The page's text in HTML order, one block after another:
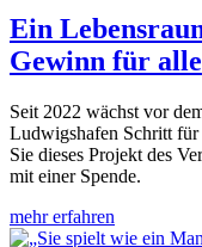
Ein
Gewinn für alle
Seit 2022 wächst vor
Ludwigshafen Schritt
Sie dieses Projekt des
mit einer Spende.
mehr erfahren